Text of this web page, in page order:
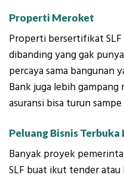
Properti Meroket
Properti bersertifikat SLF
dibanding yang gak
percaya sama bangunan
Bank juga lebih
asuransi bisa turun sampe
Peluang Bisnis Terbuka
Banyak proyek
SLF buat ikut tender atau